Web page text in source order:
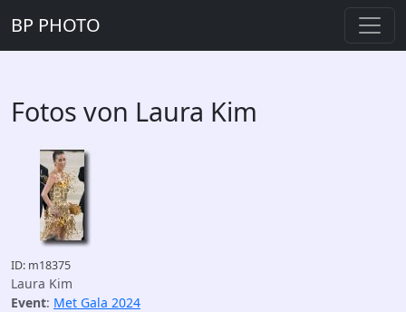
BP PHOTO
Fotos von Laura Kim
ID: m18375
Laura Kim
Event: Met Gala 2024